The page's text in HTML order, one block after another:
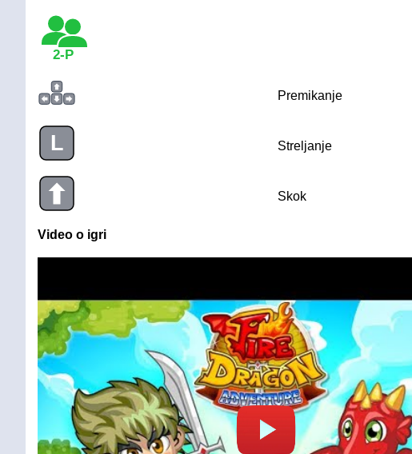
2-P
Premikanje
L Streljanje
Skok
Video o igri